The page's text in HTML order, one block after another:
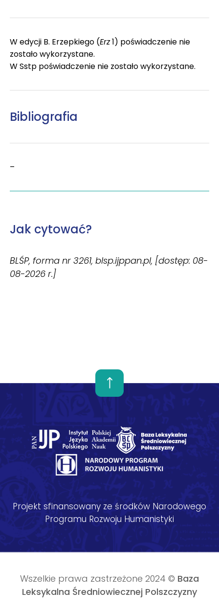
W edycji B. Erzepkiego (Erz1) poświadczenie nie
zostało wykorzystane.
W Sstp poświadczenie nie zostało wykorzystane.
Bibliografia
–
Jak cytować?
BLŚP, forma nr 3261, blsp.ijppan.pl, [dostęp: 08-
08-2026 r.]
Projekt sfinansowany ze środków Narodowego
Programu Rozwoju Humanistyki
Wszelkie prawa zastrzeżone 2024 © Baza
Leksykalna Średniowiecznej Polszczyzny